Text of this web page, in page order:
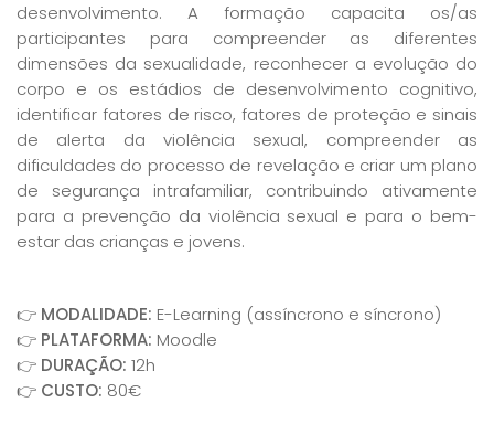
desenvolvimento. A formação capacita os/as
participantes para compreender as diferentes
dimensões da sexualidade, reconhecer a evolução do
corpo e os estádios de desenvolvimento cognitivo,
identificar fatores de risco, fatores de proteção e sinais
de alerta da violência sexual, compreender as
dificuldades do processo de revelação e criar um plano
de segurança intrafamiliar, contribuindo ativamente
para a prevenção da violência sexual e para o bem-
estar das crianças e jovens.
👉 MODALIDADE: E-Learning (assíncrono e síncrono)
👉 PLATAFORMA: Moodle
👉 DURAÇÃO: 12h
👉 CUSTO: 80€